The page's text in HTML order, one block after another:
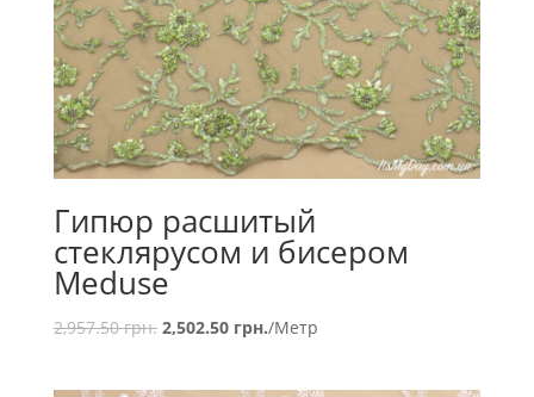
Гипюр расшитый
стеклярусом и бисером
Meduse
2,957.50грн. 2,502.50 грн./Метр